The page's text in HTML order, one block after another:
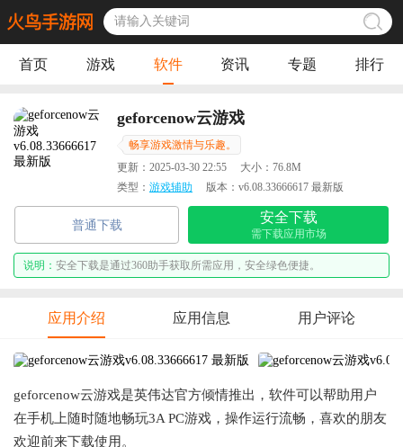
首页 游戏 软件 资讯 专题 排行
geforcenow云游戏
畅享游戏激情与乐趣。
更新： 2025-03-30 22:55 大小： 76.8M
类型： 游戏辅助 版本： v6.08.33666617 最新版
普通下载
安全下载
需下载应用市场
说明： 安全下载是通过360助手获取所需应用，安全绿色便捷。
应用介绍 应用信息 用户评论
geforcenow云游戏是英伟达官方倾情推出，软件可以帮助用户
在手机上随时随地畅玩3A PC游戏，操作运行流畅，喜欢的朋友
欢迎前来下载使用。